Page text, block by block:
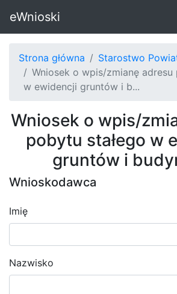
eWnioski
Strona główna
Starostwo
Wniosek o wpis/zmianę adresu
w ewidencji gruntów i b...
Wniosek o wpis/
pobytu stałego w
gruntów i
Wnioskodawca
Imię
Nazwisko